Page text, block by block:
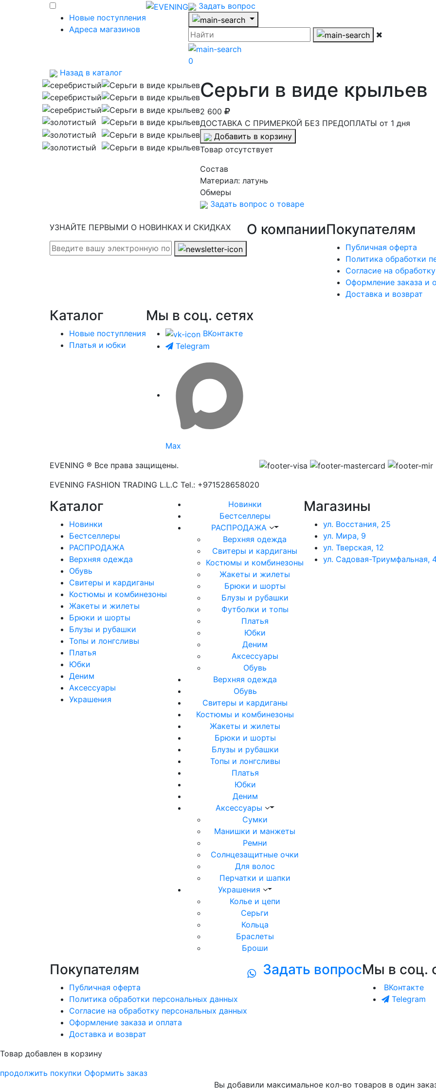
Новые поступления
Адреса магазинов
Задать вопрос
0
Назад в каталог
Серьги в виде крыльев
2 600
ДОСТАВКА С ПРИМЕРКОЙ БЕЗ ПРЕДОПЛАТЫ от 1 дня
Добавить в корзину
Товар отсутствует
Cостав
Материал: латунь
Обмеры
Задать вопрос о товаре
УЗНАЙТЕ ПЕРВЫМИ О НОВИНКАХ И СКИДКАХ О компанииПокупателям
Публичная оферта
Политика обработки
Согласие на
Оформление заказа и
Доставка и возврат
Каталог
Новые поступления
Платья и юбки
Мы в соц. сетях
ВКонтакте
Telegram
Max
EVENING ® Все права защищены.
EVENING FASHION TRADING L.L.C Tel.: +971528658020
Каталог
Новинки
Бестселлеры
РАСПРОДАЖА
Верхняя одежда
Обувь
Свитеры и кардиганы
Костюмы и комбинезоны
Жакеты и жилеты
Брюки и шорты
Блузы и рубашки
Топы и лонгсливы
Платья
Юбки
Деним
Аксессуары
Украшения
Новинки
Бестселлеры
РАСПРОДАЖА
Верхняя одежда
Свитеры и кардиганы
Костюмы и комбинезоны
Жакеты и жилеты
Брюки и шорты
Блузы и рубашки
Футболки и топы
Платья
Юбки
Деним
Аксессуары
Обувь
Верхняя одежда
Обувь
Свитеры и кардиганы
Костюмы и комбинезоны
Жакеты и жилеты
Брюки и шорты
Блузы и рубашки
Топы и лонгсливы
Платья
Юбки
Деним
Аксессуары
Сумки
Манишки и манжеты
Ремни
Солнцезащитные очки
Для волос
Перчатки и шапки
Украшения
Колье и цепи
Серьги
Кольца
Браслеты
Броши
Магазины
ул. Восстания, 25
ул. Мира, 9
ул. Тверская, 12
ул. Садовая-Триумфальная,
Покупателям
Публичная оферта
Политика обработки персональных данных
Согласие на обработку персональных данных
Оформление заказа и оплата
Доставка и возврат
Задать вопросМы в соц.
ВКонтакте
Telegram
Товар добавлен в корзину
продолжить покупки Оформить заказ
Вы добавили максимальное кол-во товаров в один